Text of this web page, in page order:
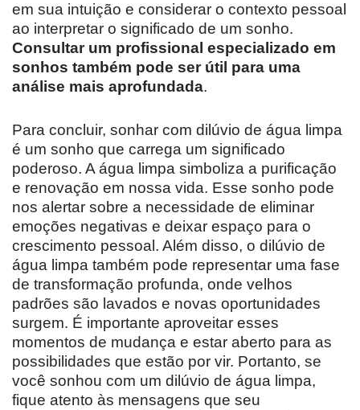
em sua intuição e considerar o contexto pessoal
ao interpretar o significado de um sonho.
Consultar um profissional especializado em
sonhos também pode ser útil para uma
análise mais aprofundada.
Para concluir, sonhar com dilúvio de água limpa
é um sonho que carrega um significado
poderoso. A água limpa simboliza a purificação
e renovação em nossa vida. Esse sonho pode
nos alertar sobre a necessidade de eliminar
emoções negativas e deixar espaço para o
crescimento pessoal. Além disso, o dilúvio de
água limpa também pode representar uma fase
de transformação profunda, onde velhos
padrões são lavados e novas oportunidades
surgem. É importante aproveitar esses
momentos de mudança e estar aberto para as
possibilidades que estão por vir. Portanto, se
você sonhou com um dilúvio de água limpa,
fique atento às mensagens que seu